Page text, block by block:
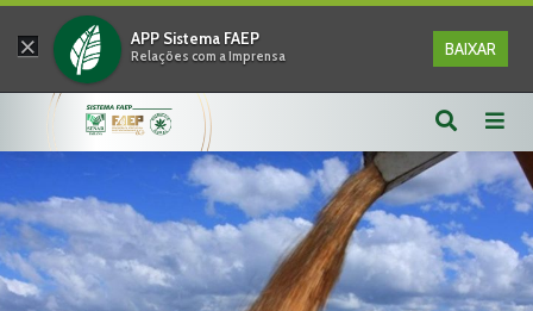
× APP Sistema FAEP
Relações com a Imprensa BAIXAR